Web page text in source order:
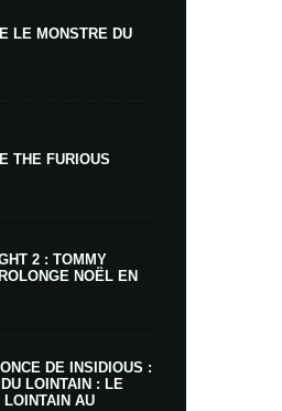
LE MONSTRE DU
THE FURIOUS
2 : TOMMY
NOËL EN
DE INSIDIOUS :
DU LOINTAIN : LE
LOINTAIN AU